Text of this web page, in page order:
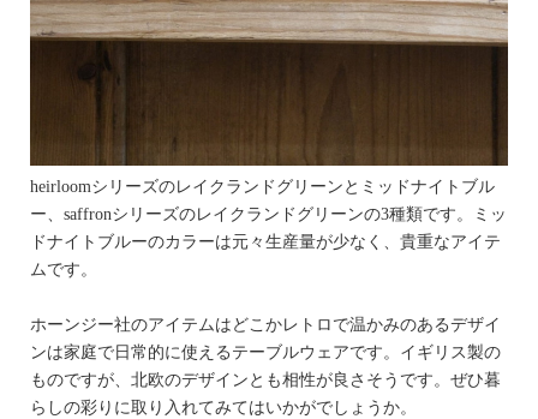
heirloomシリーズのレイクランドグリーンとミッドナイトブル
ー、saffronシリーズのレイクランドグリーンの3種類です。ミッ
ドナイトブルーのカラーは元々生産量が少なく、貴重なアイテ
ムです。
ホーンジー社のアイテムはどこかレトロで温かみのあるデザイ
ンは家庭で日常的に使えるテーブルウェアです。イギリス製の
ものですが、北欧のデザインとも相性が良さそうです。ぜひ暮
らしの彩りに取り入れてみてはいかがでしょうか。